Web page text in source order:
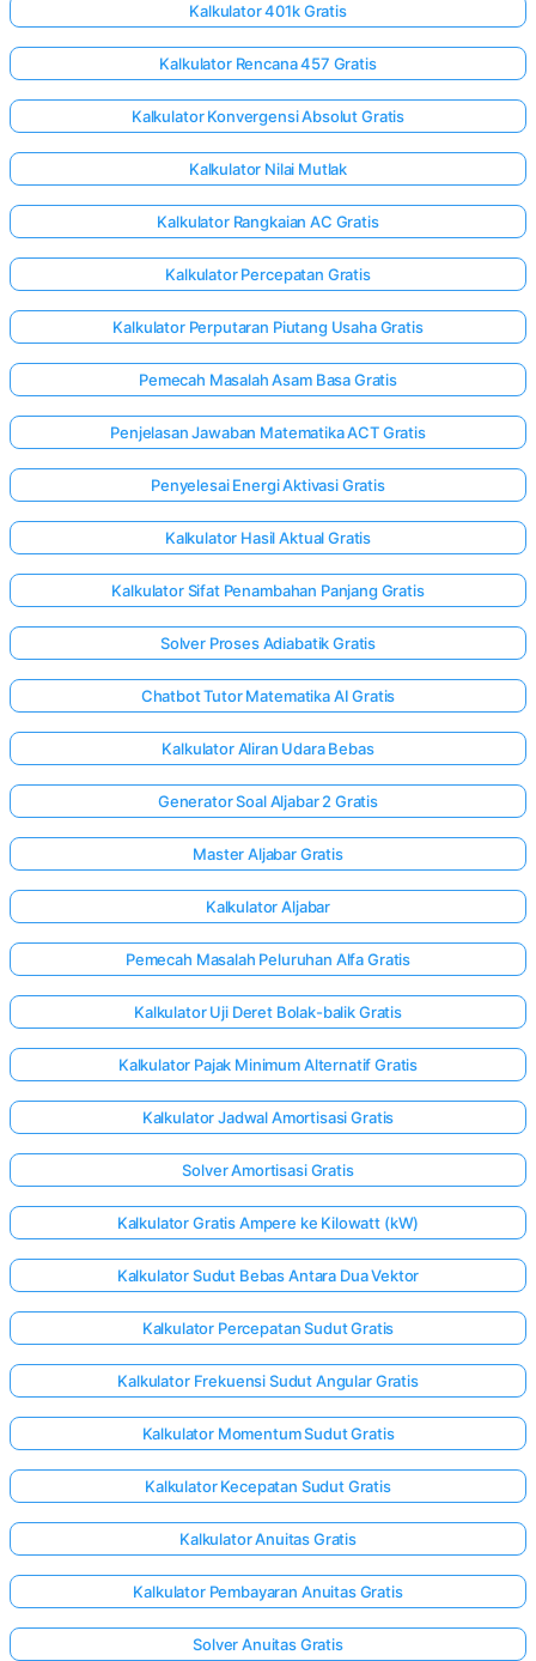
Kalkulator 401k Gratis
Kalkulator Rencana 457 Gratis
Kalkulator Konvergensi Absolut Gratis
Kalkulator Nilai Mutlak
Kalkulator Rangkaian AC Gratis
Kalkulator Percepatan Gratis
Kalkulator Perputaran Piutang Usaha Gratis
Pemecah Masalah Asam Basa Gratis
Penjelasan Jawaban Matematika ACT Gratis
Penyelesai Energi Aktivasi Gratis
Kalkulator Hasil Aktual Gratis
Kalkulator Sifat Penambahan Panjang Gratis
Solver Proses Adiabatik Gratis
Chatbot Tutor Matematika AI Gratis
Kalkulator Aliran Udara Bebas
Generator Soal Aljabar 2 Gratis
Master Aljabar Gratis
Kalkulator Aljabar
Pemecah Masalah Peluruhan Alfa Gratis
Kalkulator Uji Deret Bolak-balik Gratis
Kalkulator Pajak Minimum Alternatif Gratis
Kalkulator Jadwal Amortisasi Gratis
Solver Amortisasi Gratis
Kalkulator Gratis Ampere ke Kilowatt (kW)
Kalkulator Sudut Bebas Antara Dua Vektor
Kalkulator Percepatan Sudut Gratis
Kalkulator Frekuensi Sudut Angular Gratis
Kalkulator Momentum Sudut Gratis
Kalkulator Kecepatan Sudut Gratis
Kalkulator Anuitas Gratis
Kalkulator Pembayaran Anuitas Gratis
Solver Anuitas Gratis